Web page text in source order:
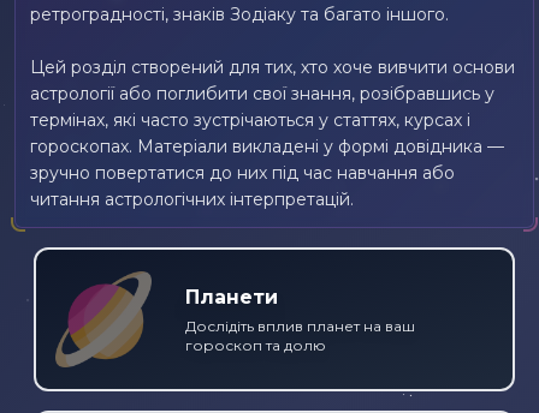
ретроградності, знаків Зодіаку та багато іншого.
Цей розділ створений для тих, хто хоче вивчити основи
астрології або поглибити свої знання, розібравшись у
термінах, які часто зустрічаються у статтях, курсах і
гороскопах. Матеріали викладені у формі довідника —
зручно повертатися до них під час навчання або
читання астрологічних інтерпретацій.
Планети
Дослідіть вплив планет на ваш
гороскоп та долю